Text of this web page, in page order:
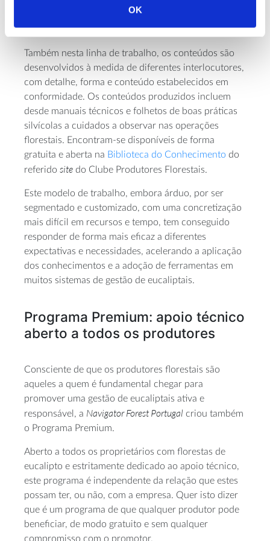
OK
técnicos associados ao cultivo de eucalipto em
Portugal
Também nesta linha de trabalho, os conteúdos são
desenvolvidos à medida de diferentes interlocutores,
com detalhe, forma e conteúdo estabelecidos em
conformidade. Os conteúdos produzidos incluem
desde manuais técnicos e folhetos de boas práticas
silvícolas a cuidados a observar nas operações
florestais. Encontram-se disponíveis de forma
gratuita e aberta na Biblioteca do Conhecimento do
referido site do Clube Produtores Florestais.
Este modelo de trabalho, embora árduo, por ser
segmentado e customizado, com uma concretização
mais difícil em recursos e tempo, tem conseguido
responder de forma mais eficaz a diferentes
expectativas e necessidades, acelerando a aplicação
dos conhecimentos e a adoção de ferramentas em
muitos sistemas de gestão de eucaliptais.
Programa Premium: apoio técnico
aberto a todos os produtores
Consciente de que os produtores florestais são
aqueles a quem é fundamental chegar para
promover uma gestão de eucaliptais ativa e
responsável, a Navigator Forest Portugal criou também
o Programa Premium.
Aberto a todos os proprietários com florestas de
eucalipto e estritamente dedicado ao apoio técnico,
este programa é independente da relação que estes
possam ter, ou não, com a empresa. Quer isto dizer
que é um programa de que qualquer produtor pode
beneficiar, de modo gratuito e sem qualquer
compromisso com o promotor.